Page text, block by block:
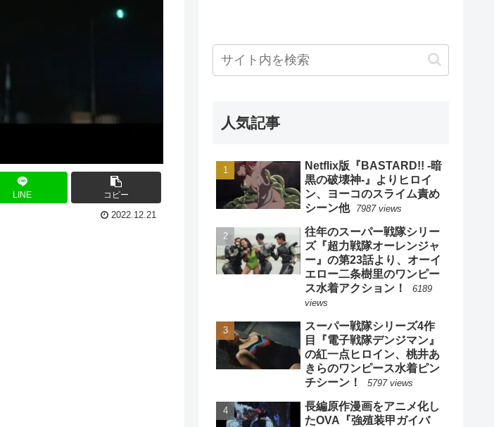
LINE コピー
2022.12.21
人気記事
Netflix版『BASTARD!! -暗
黒の破壊神-』よりヒロイ
ン、ヨーコのスライム責め
シーン他
7987 views
往年のスーパー戦隊シリー
ズ『超力戦隊オーレンジャ
ー』の第23話より、オーイ
エロー二条樹里のワンピー
ス水着アクション！
6189
views
スーパー戦隊シリーズ4作
目『電子戦隊デンジマン』
の紅一点ヒロイン、桃井あ
きらのワンピース水着ピン
チシーン！
5797 views
長編原作漫画をアニメ化し
たOVA『強殖装甲ガイバ